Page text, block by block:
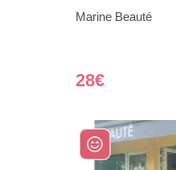
Marine Beauté
28€